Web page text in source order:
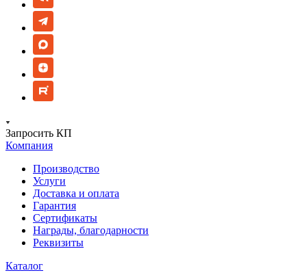
Запросить КП
Компания
Производство
Услуги
Доставка и оплата
Гарантия
Сертификаты
Награды, благодарности
Реквизиты
Каталог